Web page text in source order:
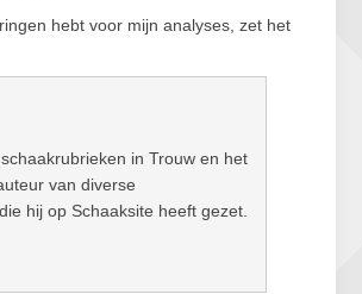
hebt voor mijn analyses, zet het
in Trouw en het
van diverse
hij op Schaaksite heeft gezet.